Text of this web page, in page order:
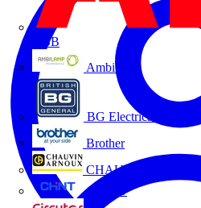
ABB
Ambilamp
BG Electrical
Brother
CHAUVIN ARNOUX
CHINT